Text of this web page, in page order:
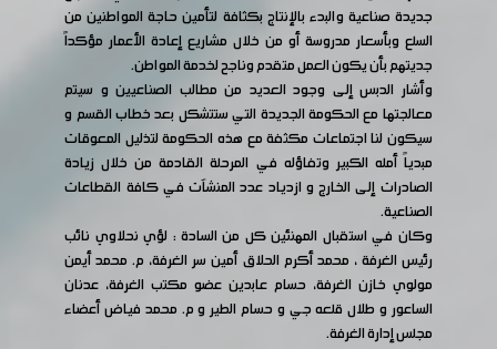
جديدة صناعية والبدء بالإنتاج بكثافة لتأمين حاجة المواطنين من
السلع وبأسعار مدروسة أو من خلال مشاريع إعادة الأعمار مؤكداً
جديتهم بأن يكون العمل متقدم وناجح لخدمة المواطن.
وأشار الدبس إلى وجود العديد من مطالب الصناعيين و سيتم
معالجتها مع الحكومة الجديدة التي ستتشكل بعد خطاب القسم و
سيكون لنا اجتماعات مكثفة مع هذه الحكومة لتذليل المعوقات
مبدياً أمله الكبير وتفاؤله في المرحلة القادمة من خلال زيادة
الصادرات إلى الخارج و ازدياد عدد المنشآت في كافة القطاعات
الصناعية.
وكان في استقبال المهنئين كل من السادة : لؤي نحلاوي نائب
رئيس الغرفة ، محمد أكرم الحلاق أمين سر الغرفة، م. محمد أيمن
مولوي خازن الغرفة، حسام عابدين عضو مكتب الغرفة، عدنان
الساعور و طلال قلعه جي و حسام الطير و م. محمد فياض أعضاء
مجلس إدارة الغرفة.